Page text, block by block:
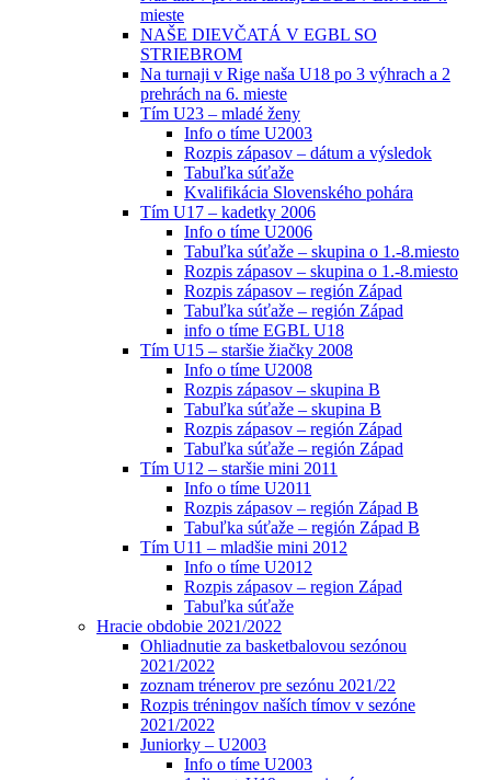
mieste
NAŠE DIEVČATÁ V EGBL SO
STRIEBROM
Na turnaji v Rige naša U18 po 3 výhrach a 2
prehrách na 6. mieste
Tím U23 – mladé ženy
Info o tíme U2003
Rozpis zápasov – dátum a výsledok
Tabuľka súťaže
Kvalifikácia Slovenského pohára
Tím U17 – kadetky 2006
Info o tíme U2006
Tabuľka súťaže – skupina o 1.-8.miesto
Rozpis zápasov – skupina o 1.-8.miesto
Rozpis zápasov – región Západ
Tabuľka súťaže – región Západ
info o tíme EGBL U18
Tím U15 – staršie žiačky 2008
Info o tíme U2008
Rozpis zápasov – skupina B
Tabuľka súťaže – skupina B
Rozpis zápasov – región Západ
Tabuľka súťaže – región Západ
Tím U12 – staršie mini 2011
Info o tíme U2011
Rozpis zápasov – región Západ B
Tabuľka súťaže – región Západ B
Tím U11 – mladšie mini 2012
Info o tíme U2012
Rozpis zápasov – region Západ
Tabuľka súťaže
Hracie obdobie 2021/2022
Ohliadnutie za basketbalovou sezónou
2021/2022
zoznam trénerov pre sezónu 2021/22
Rozpis tréningov naších tímov v sezóne
2021/2022
Juniorky – U2003
Info o tíme U2003